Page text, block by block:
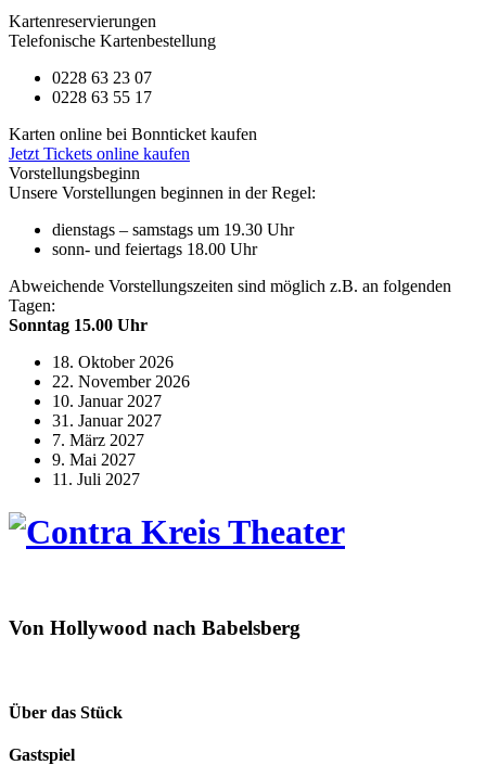
Kartenreservierungen
Telefonische Kartenbestellung
0228 63 23 07
0228 63 55 17
Karten online bei Bonnticket kaufen
Jetzt Tickets online kaufen
Vorstellungsbeginn
Unsere Vorstellungen beginnen in der Regel:
dienstags – samstags um 19.30 Uhr
sonn- und feiertags 18.00 Uhr
Abweichende Vorstellungszeiten sind möglich z.B. an folgenden
Tagen:
Sonntag 15.00 Uhr
18. Oktober 2026
22. November 2026
10. Januar 2027
31. Januar 2027
7. März 2027
9. Mai 2027
11. Juli 2027
Von Hollywood nach Babelsberg
Über das Stück
Gastspiel